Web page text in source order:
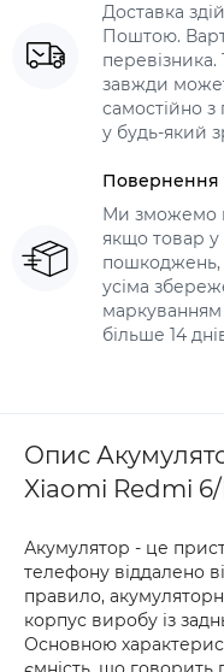
Доставка
Поштою.
перевізника.
завжди
самостійно
у будь-який
Повернення
Ми зможемо
якщо товар у
пошкоджень,
усіма
більше 14
Опис
Xiaomi Redmi
Акумулятор - це
телефону віддалено
правило,
корпус виробу із
Основною